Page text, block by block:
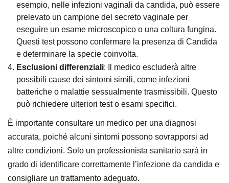
esempio, nelle infezioni vaginali da candida, può essere
prelevato un campione del secreto vaginale per
eseguire un esame microscopico o una coltura fungina.
Questi test possono confermare la presenza di Candida
e determinare la specie coinvolta.
Esclusioni differenziali: Il medico escluderà altre
possibili cause dei sintomi simili, come infezioni
batteriche o malattie sessualmente trasmissibili. Questo
può richiedere ulteriori test o esami specifici.
È importante consultare un medico per una diagnosi
accurata, poiché alcuni sintomi possono sovrapporsi ad
altre condizioni. Solo un professionista sanitario sarà in
grado di identificare correttamente l’infezione da candida e
consigliare un trattamento adeguato.